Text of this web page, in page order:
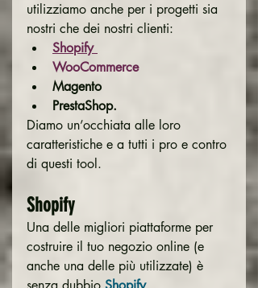
utilizziamo anche per i progetti sia
nostri che dei nostri clienti:
Shopify
WooCommerce
Magento
PrestaShop.
Diamo un’occhiata alle loro
caratteristiche e a tutti i pro e contro
di questi tool.
Shopify
Una delle migliori piattaforme per
costruire il tuo negozio online (e
anche una delle più utilizzate) è